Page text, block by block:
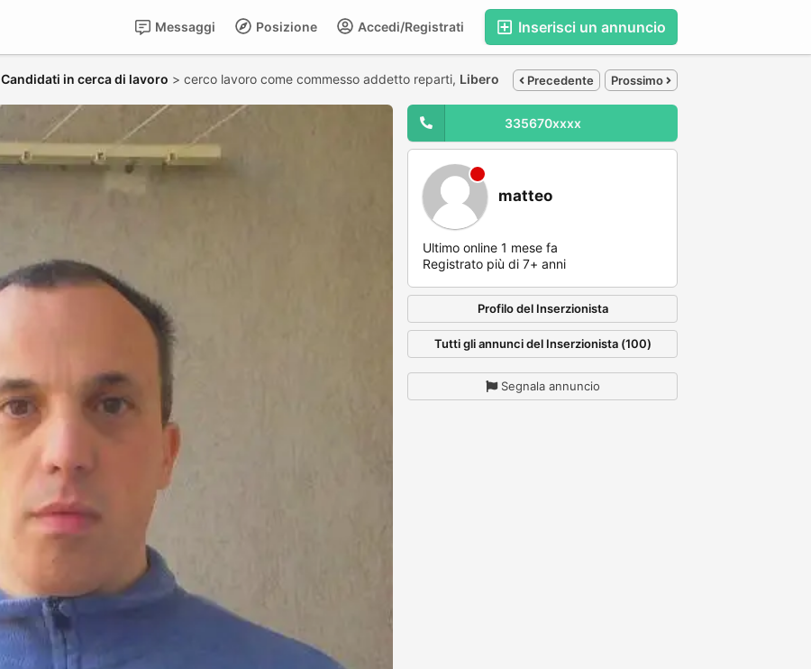
Inserisci un annuncio
Accedi/Registrati
Posizione
Messaggi
Candidati in cerca di lavoro > cerco lavoro come commesso addetto reparti, Libero Precedente Prossimo
335670xxxx
matteo
Ultimo online 1 mese fa
Registrato più di 7+ anni
Profilo del Inserzionista
Tutti gli annunci del Inserzionista (100)
Segnala annuncio